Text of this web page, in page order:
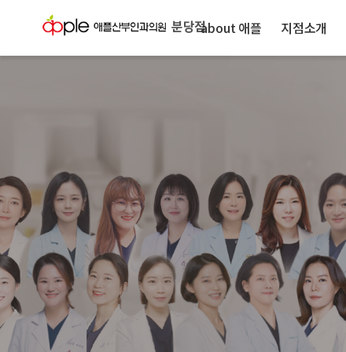
분당점about 애플 지점소개